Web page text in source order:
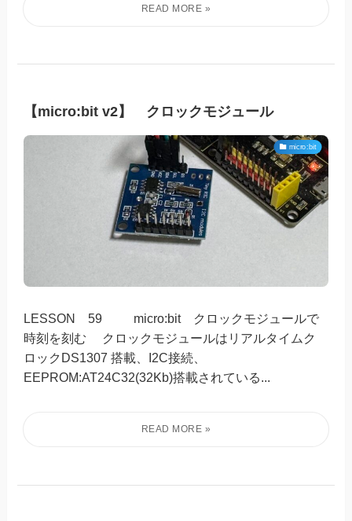
【micro:bit v2】 クロックモジュール
micro:bit
LESSON 59 micro:bit クロックモジュールで
時刻を刻む クロックモジュールはリアルタイムク
ロックDS1307 搭載、I2C接続、
EEPROM:AT24C32(32Kb)搭載されている...